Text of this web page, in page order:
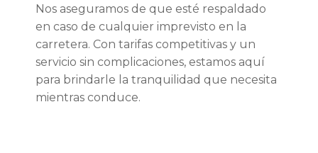
Nos aseguramos de que esté respaldado
en caso de cualquier imprevisto en la
carretera. Con tarifas competitivas y un
servicio sin complicaciones, estamos aquí
para brindarle la tranquilidad que necesita
mientras conduce.